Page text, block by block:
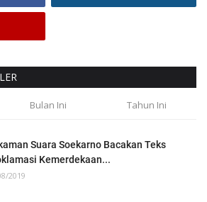
Bulan Ini Tahun Ini
Suara Soekarno Bacakan Teks
Kemerdekaan...
2019